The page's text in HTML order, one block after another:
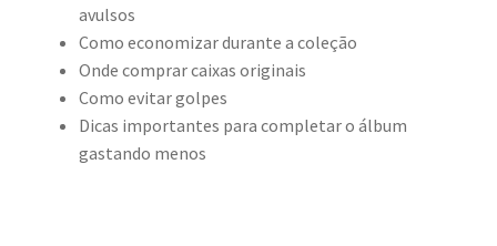
avulsos
Como economizar durante a coleção
Onde comprar caixas originais
Como evitar golpes
Dicas importantes para completar o álbum
gastando menos